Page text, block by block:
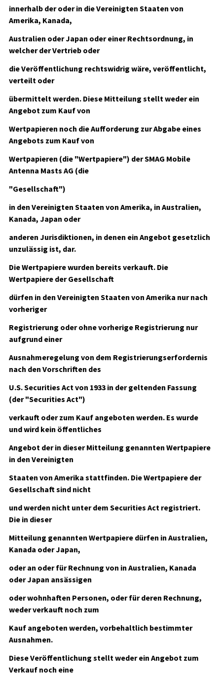
innerhalb der oder in die Vereinigten Staaten von
Amerika, Kanada,
Australien oder Japan oder einer Rechtsordnung, in
welcher der Vertrieb oder
die Veröffentlichung rechtswidrig wäre, veröffentlicht,
verteilt oder
übermittelt werden. Diese Mitteilung stellt weder ein
Angebot zum Kauf von
Wertpapieren noch die Aufforderung zur Abgabe eines
Angebots zum Kauf von
Wertpapieren (die "Wertpapiere") der SMAG Mobile
Antenna Masts AG (die
"Gesellschaft")
in den Vereinigten Staaten von Amerika, in Australien,
Kanada, Japan oder
anderen Jurisdiktionen, in denen ein Angebot gesetzlich
unzulässig ist, dar.
Die Wertpapiere wurden bereits verkauft. Die
Wertpapiere der Gesellschaft
dürfen in den Vereinigten Staaten von Amerika nur nach
vorheriger
Registrierung oder ohne vorherige Registrierung nur
aufgrund einer
Ausnahmeregelung von dem Registrierungserfordernis
nach den Vorschriften des
U.S. Securities Act von 1933 in der geltenden Fassung
(der "Securities Act")
verkauft oder zum Kauf angeboten werden. Es wurde
und wird kein öffentliches
Angebot der in dieser Mitteilung genannten Wertpapiere
in den Vereinigten
Staaten von Amerika stattfinden. Die Wertpapiere der
Gesellschaft sind nicht
und werden nicht unter dem Securities Act registriert.
Die in dieser
Mitteilung genannten Wertpapiere dürfen in Australien,
Kanada oder Japan,
oder an oder für Rechnung von in Australien, Kanada
oder Japan ansässigen
oder wohnhaften Personen, oder für deren Rechnung,
weder verkauft noch zum
Kauf angeboten werden, vorbehaltlich bestimmter
Ausnahmen.
Diese Veröffentlichung stellt weder ein Angebot zum
Verkauf noch eine